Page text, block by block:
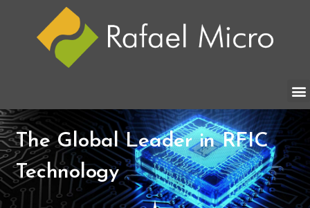
The Global Leader in RFIC
Technology